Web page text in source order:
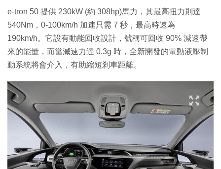
e-tron 50 提供 230kW (約 308hp)馬力，其最高扭力則達
540Nm，0-100km/h 加速只需 7 秒，最高時速為
190km/h。它設有動能回收設計，號稱可回收 90% 減速帶
來的能量，而當減速力達 0.3g 時，全新開發的電動液壓制
動系統將會介入，有助縮短剎車距離。